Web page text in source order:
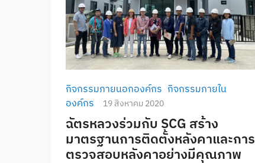
กิจกรรมภายนอกองค์กร กิจกรรมภายใน
องค์กร
19 สิงหาคม 2020
ฉัตรหลวงร่วมกับ SCG สร้าง
มาตรฐานการติดตั้งหลังคาและการ
ตรวจสอบหลังคาอย่างมีคุณภาพ